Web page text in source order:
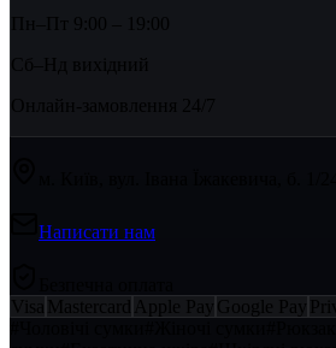
Пн–Пт 9:00 – 19:00
Сб–Нд вихідний
Написати нам
Visa Mastercard Apple Pay Google Pay